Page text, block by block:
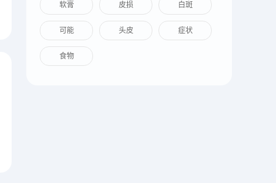
软膏 皮损 白斑
可能 头皮 症状
食物